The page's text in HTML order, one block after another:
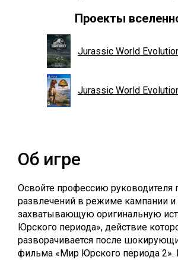
Проекты
Jurassic World
Jurassic World
Об игре
Освойте профессию руководителя
развлечений в режиме кампании и
захватывающую оригинальную
Юрского периода», действие
разворачивается после
фильма «Мир Юрского периода 2».